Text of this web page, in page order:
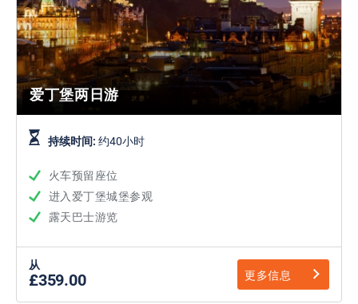
爱丁堡两日游
持续时间: 约40小时
火车预留座位
进入爱丁堡城堡参观
露天巴士游览
从
£359.00 更多信息